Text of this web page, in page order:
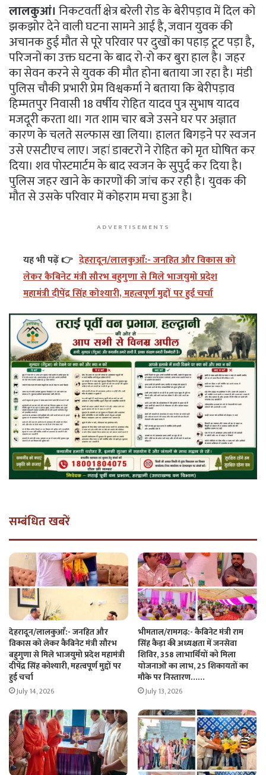
लालकुआं। निकटवर्ती क्षेत्र बरेली रोड के बेरीपड़ाव में दिल को
झकझोर देने वाली घटना सामने आई है, जवान युवक की
अचानक हुई मौत से पूरे परिवार पर दुखों का पहाड़ टूट पड़ा है,
परिजनों का उक्त घटना के बाद रो-रो कर बुरा हाल है। जहर
का सेवन करने से युवक की मौत होना बताया जा रहा है। मंडी
पुलिस चौकी प्रभारी प्रेम विश्वकर्मा ने बताया कि बेरीपड़ाव
हिम्मतपुर निवासी 18 वर्षीय रोहित यादव पुत्र सुभाष यादव
मजदूरी करता था। गत शाम चार बजे उसने घर पर अज्ञात
कारण के चलते सल्फास खा लिया। हालत बिगड़ने पर स्वजन
उसे एसटीएच लाए। जहां डाक्टरों ने रोहित को मृत घोषित कर
दिया। शव पोस्टमार्टम के बाद स्वजन के सुपुर्द कर दिया है।
पुलिस जहर खाने के कारणों की जांच कर रही है। युवक की
मौत से उसके परिवार में कोहराम मचा हुआ है।
ADVERTISEMENTS
यह भी पढ़ें 👉 देहरादून/लालकुआँ:- जनहित और विकास को
लेकर कैबिनेट मंत्री सौरभ बहुगुणा से मिले भाजयुमो प्रदेश
महामंत्री दीपेंद्र सिंह कोश्यारी, महत्वपूर्ण मुद्दों पर हुई चर्चा
सम्बंधित खबरें
देहरादून/लालकुआँ:- जनहित और
विकास को लेकर कैबिनेट मंत्री सौरभ
बहुगुणा से मिले भाजयुमो प्रदेश महामंत्री
दीपेंद्र सिंह कोश्यारी, महत्वपूर्ण मुद्दों पर
हुई चर्चा
July 14, 2026
भीमताल/रामगढ़:- कैबिनेट मंत्री राम
सिंह कैड़ा की अध्यक्षता में जनसेवा
शिविर, 358 लाभार्थियों को मिला
योजनाओं का लाभ, 25 शिकायतों का
मौके पर निस्तारण……
July 13, 2026